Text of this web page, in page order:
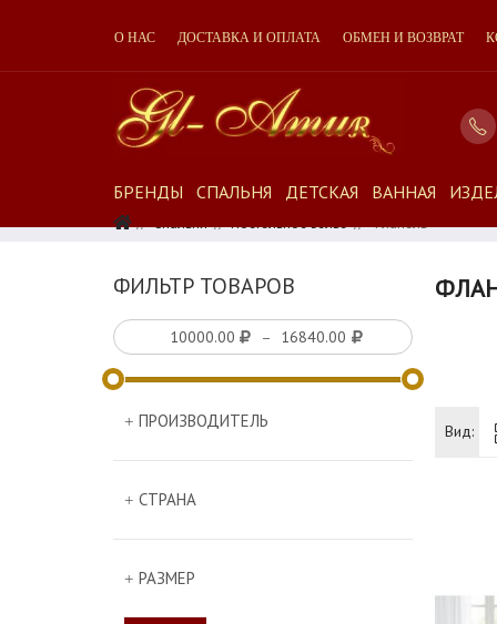
О НАС ДОСТАВКА И ОПЛАТА ОБМЕН И ВОЗВРАТ
БРЕНДЫ СПАЛЬНЯ ДЕТСКАЯ ВАННАЯ
Спальня Постельное Белье Фланель
ФИЛЬТР ТОВАРОВ
–
ПРОИЗВОДИТЕЛЬ
СТРАНА
РАЗМЕР
Вид: